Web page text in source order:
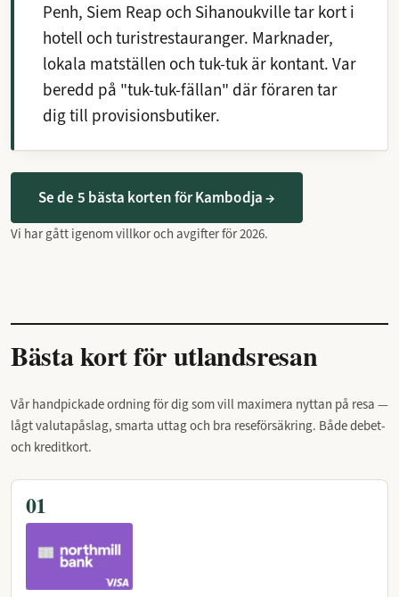
Penh, Siem Reap och Sihanoukville tar kort i
hotell och turistrestauranger. Marknader,
lokala matställen och tuk-tuk är kontant. Var
beredd på "tuk-tuk-fällan" där föraren tar
dig till provisionsbutiker.
Se de 5 bästa korten för Kambodja →
Vi har gått igenom villkor och avgifter för 2026.
Bästa kort för utlandsresan
Vår handpickade ordning för dig som vill maximera nyttan på resa —
lågt valutapåslag, smarta uttag och bra reseförsäkring. Både debet-
och kreditkort.
01